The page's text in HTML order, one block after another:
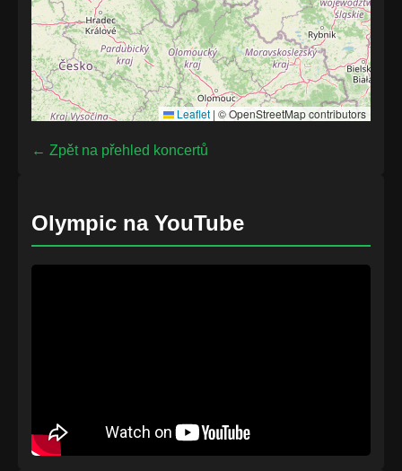
Leaflet | © OpenStreetMap contributors
← Zpět na přehled koncertů
Olympic na YouTube